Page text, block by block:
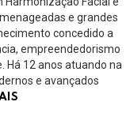
e grandes
concedido a
empreendedorismo
Há 12 anos atuando na
e avançados